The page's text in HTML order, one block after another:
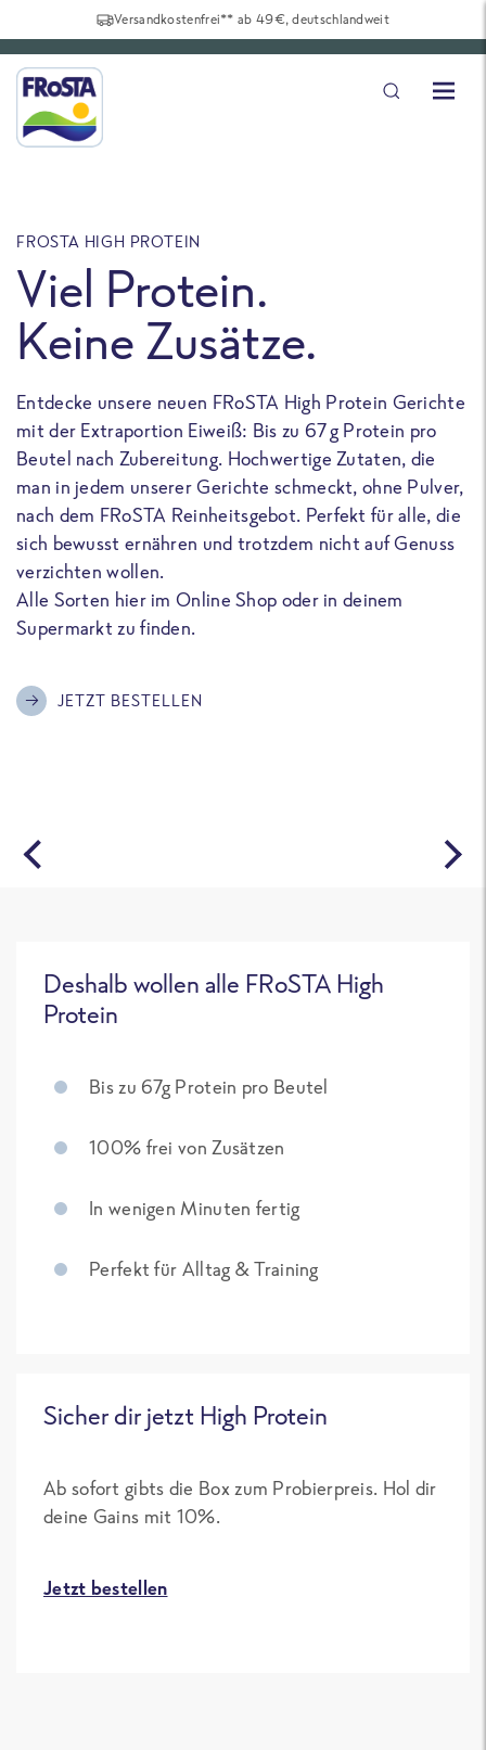
Versandkostenfrei** ab 49€, deutschlandweit
FROSTA HIGH PROTEIN
Viel Protein.
Keine Zusätze.
Entdecke unsere neuen FRoSTA High Protein Gerichte
mit der Extraportion Eiweiß: Bis zu 67 g Protein pro
Beutel nach Zubereitung. Hochwertige Zutaten, die
man in jedem unserer Gerichte schmeckt, ohne Pulver,
nach dem FRoSTA Reinheitsgebot. Perfekt für alle, die
sich bewusst ernähren und trotzdem nicht auf Genuss
verzichten wollen.
Alle Sorten hier im Online Shop oder in deinem
Supermarkt zu finden.
JETZT BESTELLEN
Deshalb wollen alle FRoSTA High
Protein
Bis zu 67g Protein pro Beutel
100% frei von Zusätzen
In wenigen Minuten fertig
Perfekt für Alltag & Training
Sicher dir jetzt High Protein
Ab sofort gibts die Box zum Probierpreis. Hol dir
deine Gains mit 10%.
Jetzt bestellen